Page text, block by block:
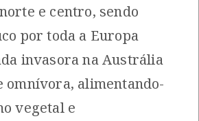
e centro, sendo
por toda a Europa
invasora na Austrália
omnívora, alimentando-
vegetal e